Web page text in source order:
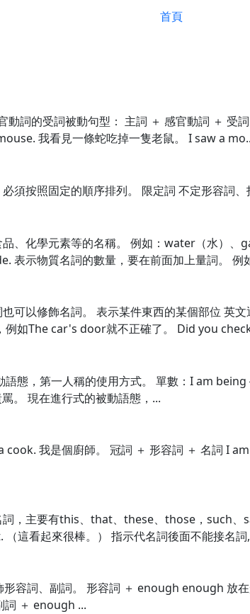
首頁
動詞的受詞被動句型： 主詞 ＋ 感官動詞 ＋ 受
我看見一條蛇吃掉一隻老鼠。 I saw a
須按照固定的順序排列。 限定詞 不定形容詞
、化學元素等的名稱。 例如：water（水）
表示物質名詞的數量，要在前面加上量詞。 例
可以修飾名詞。 表示某件東西的某個部位 英
例如The car's door就不正確了。 Did you
語態，第一人稱的使用方式。 單數：I am
。 現在進行式的被動語態，...
我是個廚師。 冠詞 ＋ 形容詞 ＋ 名詞 I
，主要有this、that、these、those，such、
這看起來很棒。） 指示代名詞後面不能接名詞
容詞、副詞。 形容詞 ＋ enough enough 放
＋ enough ...